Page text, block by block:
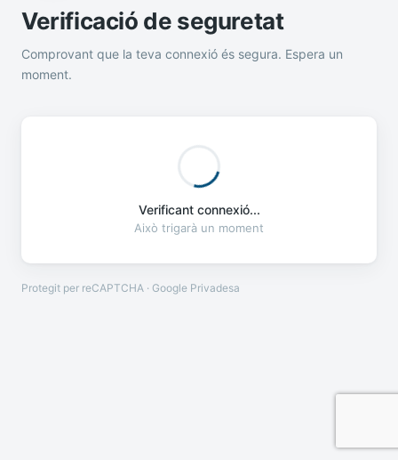
Verificació de seguretat
Comprovant que la teva connexió és segura. Espera un
moment.
Verificant connexió...
Això trigarà un moment
Protegit per reCAPTCHA · Google Privadesa